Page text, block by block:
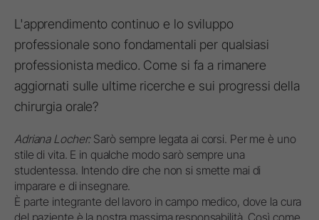
L'apprendimento continuo e lo sviluppo
professionale sono fondamentali per qualsiasi
professionista medico. Come si fa a rimanere
aggiornati sulle ultime ricerche e sui progressi della
chirurgia orale?
Adriana Locher:Sarò sempre legata ai corsi. Per me è uno
stile di vita. E in qualche modo sarò sempre una
studentessa. Intendo dire che non si smette mai di
imparare e di insegnare.
È parte integrante del lavoro in campo medico, dove la cura